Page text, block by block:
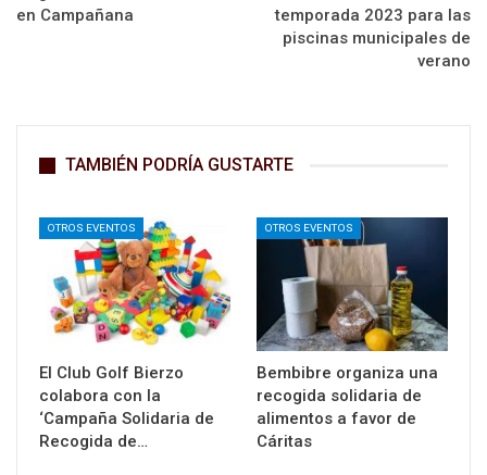
en Campañana
temporada 2023 para las
piscinas municipales de
verano
TAMBIÉN PODRÍA GUSTARTE
OTROS EVENTOS
El Club Golf Bierzo
colabora con la
‘Campaña Solidaria de
Recogida de…
OTROS EVENTOS
Bembibre organiza una
recogida solidaria de
alimentos a favor de
Cáritas